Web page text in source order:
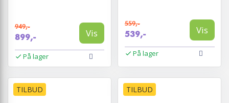
949,-
899,- Vis
På lager
559,-
539,- Vis
På lager
TILBUD TILBUD